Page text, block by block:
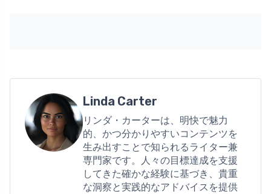
Linda Carter
リンダ・カーターは、明快で魅力
的、かつ分かりやすいコンテンツを
生み出すことで知られるライター兼
専門家です。人々の目標達成を支援
してきた確かな経験に基づき、貴重
な洞察と実践的なアドバイスを提供